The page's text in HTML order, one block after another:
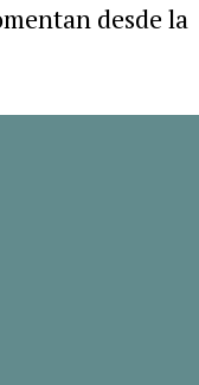
desde la